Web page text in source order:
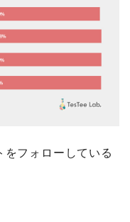
をフォローしている